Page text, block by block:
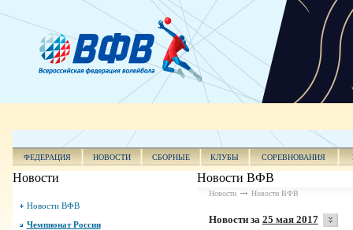
ФЕДЕРАЦИЯ НОВОСТИ СБОРНЫЕ КЛУБЫ СОРЕВНОВАНИЯ
Новости
Новости ВФВ
Чемпионат России
Новости ВФВ
Новости Новости ВФВ
Новости за 25 мая 2017